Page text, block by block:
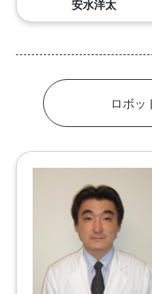
安水洋太
ロボッ